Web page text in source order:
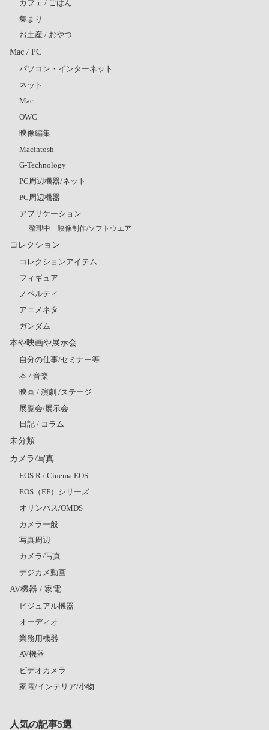
カフェ / ごはん
集まり
お土産 / おやつ
Mac / PC
パソコン・インターネット
ネット
Mac
OWC
映像編集
Macintosh
G-Technology
PC周辺機器/ネット
PC周辺機器
アプリケーション
整理中 映像制作/ソフトウエア
コレクション
コレクションアイテム
フィギュア
ノベルティ
アニメネタ
ガンダム
本や映画や展示会
自分の仕事/セミナー等
本 / 音楽
映画 / 演劇 /ステージ
展覧会/展示会
日記 / コラム
未分類
カメラ/写真
EOS R / Cinema EOS
EOS（EF）シリーズ
オリンパス/OMDS
カメラ一般
写真周辺
カメラ/写真
デジカメ動画
AV機器 / 家電
ビジュアル機器
オーディオ
業務用機器
AV機器
ビデオカメラ
家電/インテリア/小物
人気の記事5選